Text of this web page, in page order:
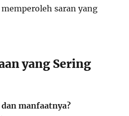
saran yang
yang Sering
manfaatnya?